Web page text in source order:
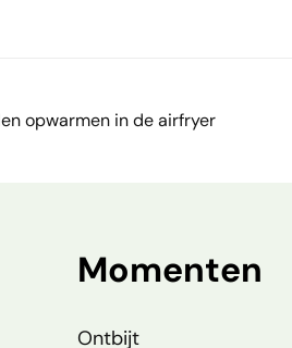
opwarmen in de airfryer
Momenten
Ontbijt